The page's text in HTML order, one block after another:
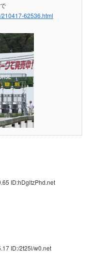
62536.html
ID:hDgltzPhd.net
ID:/2t25l/w0.net